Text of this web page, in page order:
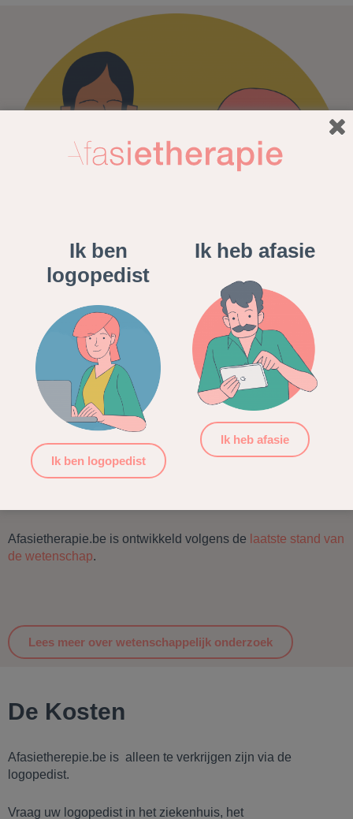
Wetenschappelijk onderzoek
Wetenschappelijk onderzoek toont aan dat
frequentieverhoging van behandelingen, intensivering en
Afasietherapie.be is ontwikkeld volgens de laatste stand van
de wetenschap.
Lees meer over wetenschappelijk onderzoek
De Kosten
Afasietherepie.be is alleen te verkrijgen zijn via de
logopedist.
Vraag uw logopedist in het ziekenhuis, het
Ik ben
logopedist
Ik ben logopedist
Ik heb afasie
Ik heb afasie